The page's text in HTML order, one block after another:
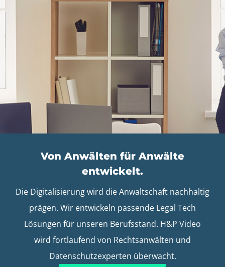
Von Anwälten für Anwälte
entwickelt.
Die Digitalisierung wird die Anwaltschaft nachhaltig
prägen. Wir entwickeln passende Legal Tech
Lösungen für unseren Berufsstand. H&P Video
wird fortlaufend von Rechtsanwälten und
Datenschutzexperten überwacht.